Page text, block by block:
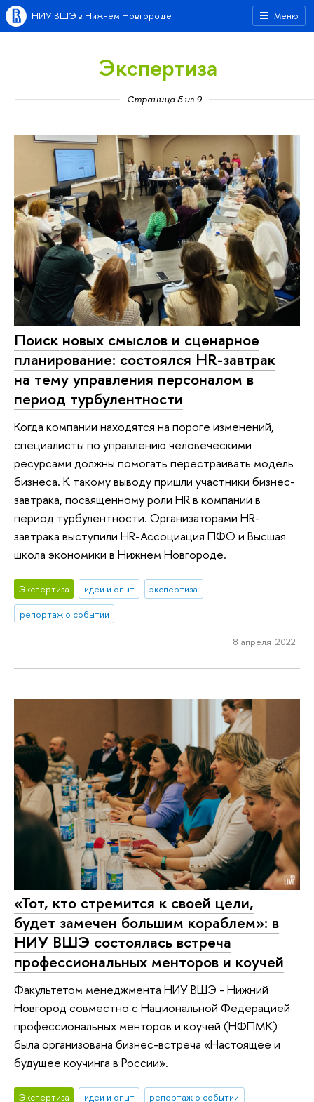
Меню
НИУ ВШЭ в Нижнем Новгороде
Экспертиза
Страница 5 из 9
Поиск новых смыслов и сценарное
планирование: состоялся HR-завтрак
на тему управления персоналом в
период турбулентности
Когда компании находятся на пороге изменений,
специалисты по управлению человеческими
ресурсами должны помогать перестраивать модель
бизнеса. К такому выводу пришли участники бизнес-
завтрака, посвященному роли HR в компании в
период турбулентности. Организаторами HR-
завтрака выступили HR-Ассоциация ПФО и Высшая
школа экономики в Нижнем Новгороде.
Экспертиза идеи и опыт
экспертиза
репортаж о событии
8 апреля 2022
«Тот, кто стремится к своей цели,
будет замечен большим кораблем»: в
НИУ ВШЭ состоялась встреча
профессиональных менторов и коучей
Факультетом менеджмента НИУ ВШЭ - Нижний
Новгород совместно с Национальной Федерацией
профессиональных менторов и коучей (НФПМК)
была организована бизнес-встреча «Настоящее и
будущее коучинга в России».
Экспертиза идеи и опыт репортаж о событии